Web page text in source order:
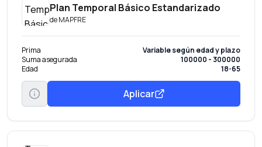
Plan Temporal Básico Estandarizado
deMAPFRE
Prima
Variable según edad y plazo
Suma asegurada
100000 - 300000
Edad
18-65
Aplicar